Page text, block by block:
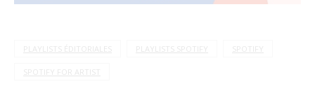
PLAYLISTS ÉDITORIALES PLAYLISTS SPOTIFY SPOTIFY
SPOTIFY FOR ARTIST